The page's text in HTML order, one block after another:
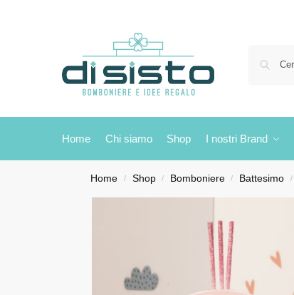
Home Chi siamo Shop I nostri Brand
Home / Shop / Bomboniere / Battesimo /